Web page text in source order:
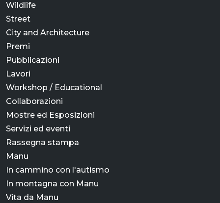
Wildlife
Street
City and Architecture
Premi
Pubblicazioni
Lavori
Workshop / Educational
Collaborazioni
Mostre ed Esposizioni
Servizi ed eventi
Rassegna stampa
Manu
In cammino con l'autismo
In montagna con Manu
Vita da Manu